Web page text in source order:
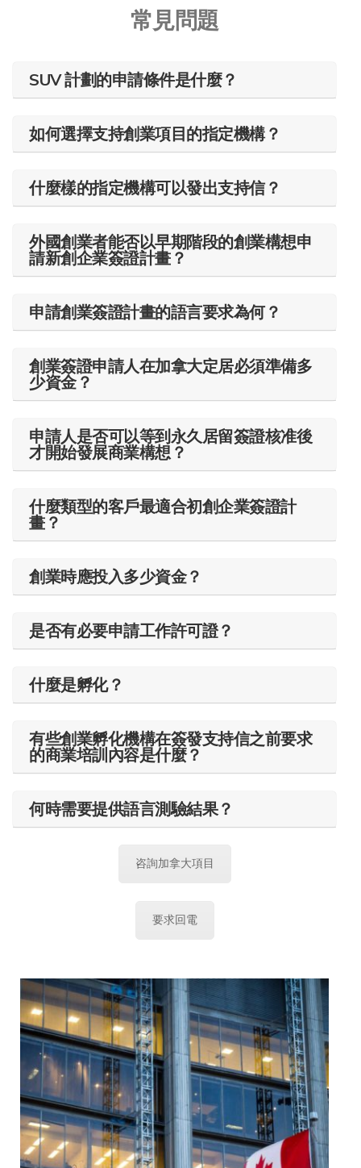
常見問題
SUV 計劃的申請條件是什麼？
如何選擇支持創業項目的指定機構？
什麼樣的指定機構可以發出支持信？
外國創業者能否以早期階段的創業構想申
請新創企業簽證計畫？
申請創業簽證計畫的語言要求為何？
創業簽證申請人在加拿大定居必須準備多
少資金？
申請人是否可以等到永久居留簽證核准後
才開始發展商業構想？
什麼類型的客戶最適合初創企業簽證計
畫？
創業時應投入多少資金？
是否有必要申請工作許可證？
什麼是孵化？
有些創業孵化機構在簽發支持信之前要求
的商業培訓內容是什麼？
何時需要提供語言測驗結果？
咨詢加拿大項目
要求回電